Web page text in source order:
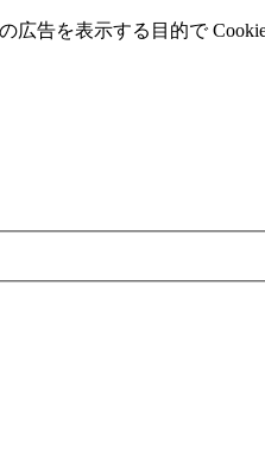
広告を表⽰する⽬的で